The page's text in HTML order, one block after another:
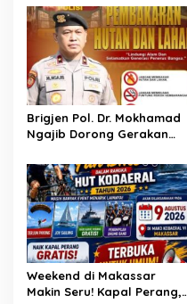
Polres Pinrang Berhasil
Bekuk Pelaku Pembunuhan
di Jalan Macan, Apresiasi
Mengalir Untuk Ipda Ahmad
Haris dan Aiptu Syahrir,
Kerja Senyap Polisi
Berbuah Pengungkapan
Kasus Menonjol
Brigjen Pol. Dr. Mokhamad
Ngajib Dorong Gerakan
Hutan, Jaga Kehidupan
Weekend di Makassar
Makin Seru! Kapal Perang,